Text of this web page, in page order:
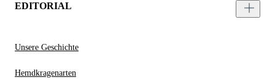
EDITORIAL
Unsere Geschichte
Hemdkragenarten